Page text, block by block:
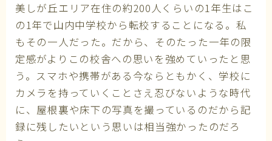
美しが丘エリア在住の約200人くらいの1年生はこ
の1年で山内中学校から転校することになる。私
もその一人だった。だから、そのたった一年の限
定感がよりこの校舎への思いを強めていったと思
う。スマホや携帯がある今ならともかく、学校に
カメラを持っていくことさえ忍びないような時代
に、屋根裏や床下の写真を撮っているのだから記
録に残したいという思いは相当強かったのだろ